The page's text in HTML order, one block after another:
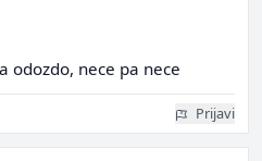
odozdo, nece pa nece
Prijavi